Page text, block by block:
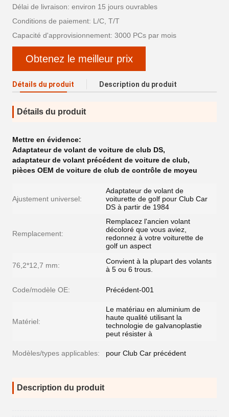
Délai de livraison: environ 15 jours ouvrables
Conditions de paiement: L/C, T/T
Capacité d'approvisionnement: 3000 PCs par mois
Obtenez le meilleur prix
Détails du produit Description du produit
Détails du produit
Mettre en évidence:
Adaptateur de volant de voiture de club DS,
adaptateur de volant précédent de voiture de club,
pièces OEM de voiture de club de contrôle de moyeu
Ajustement universel:
Adaptateur de volant de
voiturette de golf pour Club Car
DS à partir de 1984
Remplacement:
Remplacez l'ancien volant
décoloré que vous aviez,
redonnez à votre voiturette de
golf un aspect
76,2*12,7 mm:
Convient à la plupart des volants
à 5 ou 6 trous.
Code/modèle OE: Précédent-001
Matériel:
Le matériau en aluminium de
haute qualité utilisant la
technologie de galvanoplastie
peut résister à
Modèles/types applicables: pour Club Car précédent
Description du produit